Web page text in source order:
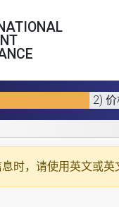
2)
时，请使用 英文或英